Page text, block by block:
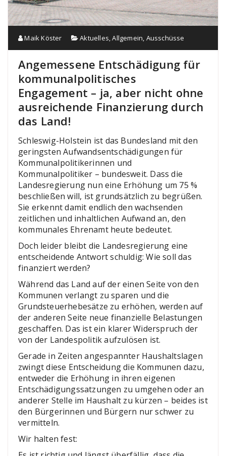
Maik Köster Aktuelles ,Allgemein Ausschüsse
Angemessene Entschädigung für
kommunalpolitisches
Engagement – ja, aber nicht ohne
ausreichende Finanzierung durch
das Land!
Schleswig-Holstein ist das Bundesland mit den
geringsten Aufwandsentschädigungen für
Kommunalpolitikerinnen und
Kommunalpolitiker – bundesweit. Dass die
Landesregierung nun eine Erhöhung um 75 %
beschließen will, ist grundsätzlich zu begrüßen.
Sie erkennt damit endlich den wachsenden
zeitlichen und inhaltlichen Aufwand an, den
kommunales Ehrenamt heute bedeutet.
Doch leider bleibt die Landesregierung eine
entscheidende Antwort schuldig: Wie soll das
finanziert werden?
Während das Land auf der einen Seite von den
Kommunen verlangt zu sparen und die
Grundsteuerhebesätze zu erhöhen, werden auf
der anderen Seite neue finanzielle Belastungen
geschaffen. Das ist ein klarer Widerspruch der
von der Landespolitik aufzulösen ist.
Gerade in Zeiten angespannter Haushaltslagen
zwingt diese Entscheidung die Kommunen dazu,
entweder die Erhöhung in ihren eigenen
Entschädigungssatzungen zu umgehen oder an
anderer Stelle im Haushalt zu kürzen – beides ist
den Bürgerinnen und Bürgern nur schwer zu
vermitteln.
Wir halten fest: